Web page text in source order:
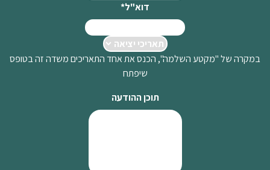
דוא"ל*
במקרה של "מקטע השלמה", הכנס את אחד התאריכים משדה זה בטופס
שיפתח
תוכן ההודעה